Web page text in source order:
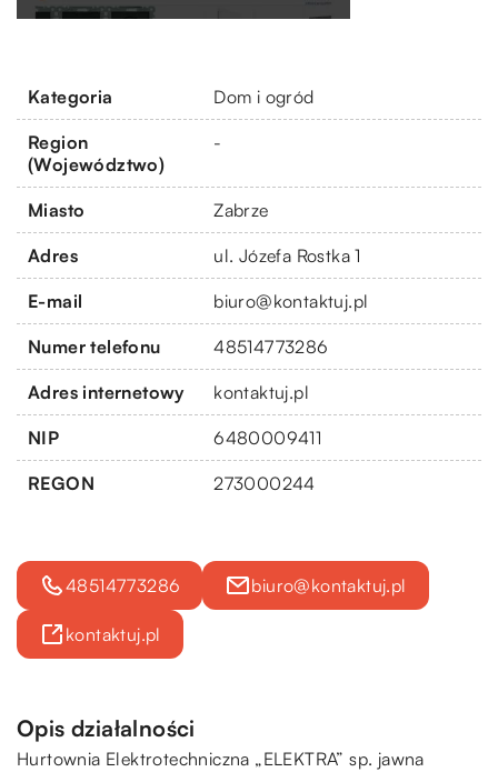
Kategoria Dom i ogród
Region
(Województwo)
-
Miasto Zabrze
Adres ul. Józefa Rostka 1
E-mail biuro@kontaktuj.pl
Numer telefonu 48514773286
Adres internetowy kontaktuj.pl
NIP 6480009411
REGON 273000244
48514773286 biuro@kontaktuj.pl
kontaktuj.pl
Opis działalności
Hurtownia Elektrotechniczna „ELEKTRA” sp. jawna